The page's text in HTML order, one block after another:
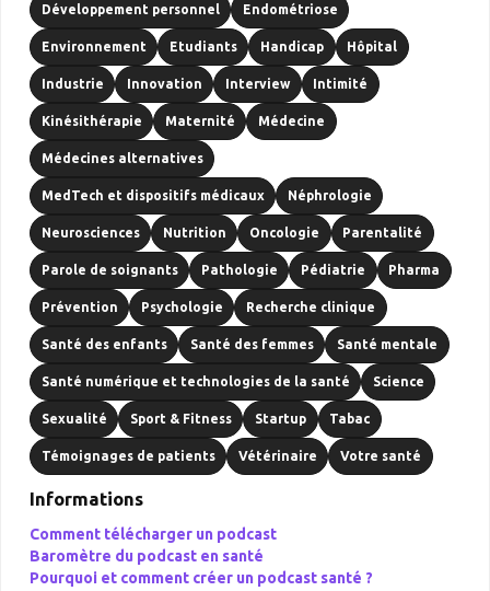
Développement personnel Endométriose
Environnement Etudiants Handicap Hôpital
Industrie Innovation Interview Intimité
Kinésithérapie Maternité Médecine
Médecines alternatives
MedTech et dispositifs médicaux Néphrologie
Neurosciences Nutrition Oncologie Parentalité
Parole de soignants Pathologie Pédiatrie Pharma
Prévention Psychologie Recherche clinique
Santé des enfants Santé des femmes Santé mentale
Santé numérique et technologies de la santé Science
Sexualité Sport & Fitness Startup Tabac
Témoignages de patients Vétérinaire Votre santé
Informations
Comment télécharger un podcast
Baromètre du podcast en santé
Pourquoi et comment créer un podcast santé ?